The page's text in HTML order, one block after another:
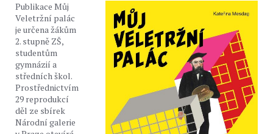
Publikace Můj
Veletržní palác
je určena žákům
2. stupně ZŠ,
studentům
gymnázií a
středních škol.
Prostřednictvím
29 reprodukcí
děl ze sbírek
Národní galerie